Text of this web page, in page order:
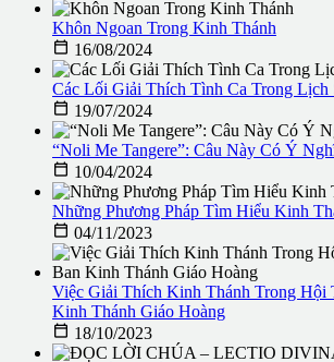
Khôn Ngoan Trong Kinh Thánh
 16/08/2024
Các Lối Giải Thích Tình Ca Trong Lịch
 19/07/2024
“Noli Me Tangere”: Câu Này Có Ý
 10/04/2024
Những Phương Pháp Tìm Hiểu Kinh
 04/11/2023
Việc Giải Thích Kinh Thánh Trong Hội
Kinh Thánh Giáo Hoàng
 18/10/2023